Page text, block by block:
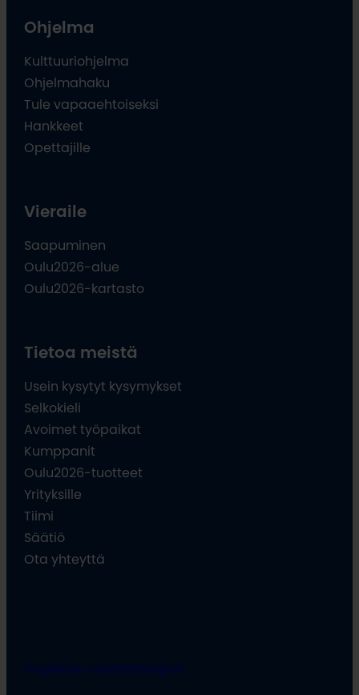
Ohjelma
Kulttuuriohjelma
Ohjelmahaku
Tule vapaaehtoiseksi
Hankkeet
Opettajille
Vieraile
Saapuminen
Oulu2026-alue
Oulu2026-kartasto
Tietoa meistä
Usein kysytyt kysymykset
Selkokieli
Avoimet työpaikat
Kumppanit
Oulu2026-tuotteet
Yrityksille
Tiimi
Säätiö
Ota yhteyttä
Projektien viestintäohjeet